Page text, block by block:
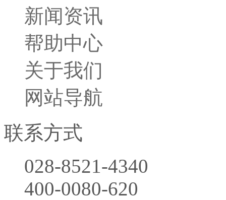
新闻资讯
帮助中心
关于我们
网站导航
联系方式
028-8521-4340
400-0080-620